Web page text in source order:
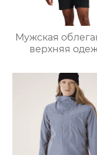
Мужская
верхняя